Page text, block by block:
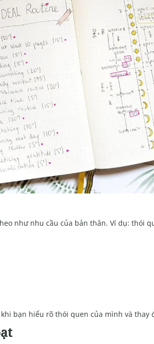
như nhu cầu của bản thân. Ví dụ: thói
bạn hiểu rõ thói quen của mình và thay